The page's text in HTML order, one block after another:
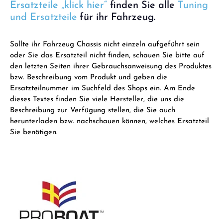
Ersatzteile „klick hier“ finden Sie alle Tuning
und Ersatzteile für ihr Fahrzeug.
Sollte ihr Fahrzeug Chassis nicht einzeln aufgeführt sein
oder Sie das Ersatzteil nicht finden, schauen Sie bitte auf
den letzten Seiten ihrer Gebrauchsanweisung des Produktes
bzw. Beschreibung vom Produkt und geben die
Ersatzteilnummer im Suchfeld des Shops ein. Am Ende
dieses Textes finden Sie viele Hersteller, die uns die
Beschreibung zur Verfügung stellen, die Sie auch
herunterladen bzw. nachschauen können, welches Ersatzteil
Sie benötigen.